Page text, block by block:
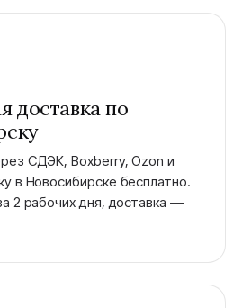
доставка по
СДЭК, Boxberry, Ozon и
в Новосибирске бесплатно.
2 рабочих дня, доставка —